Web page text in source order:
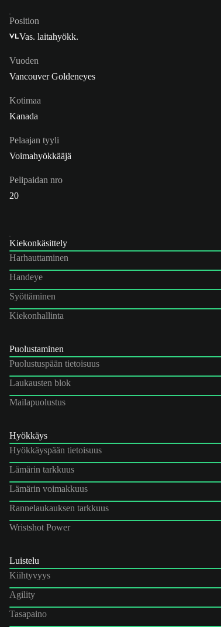
Position
VLVas. laitahyökk.
Vuoden
Vancouver Goldeneyes
Kotimaa
Kanada
Pelaajan tyyli
Voimahyökkääjä
Pelipaidan nro
20
Kiekonkäsittely
Harhauttaminen
Handeye
Syöttäminen
Kiekonhallinta
Puolustaminen
Puolustuspään tietoisuus
Laukausten blok
Mailapuolustus
Hyökkäys
Hyökkäyspään tietoisuus
Lämärin tarkkuus
Lämärin voimakkuus
Rannelaukauksen tarkkuus
Wristshot Power
Luistelu
Kiihtyvyys
Agility
Tasapaino